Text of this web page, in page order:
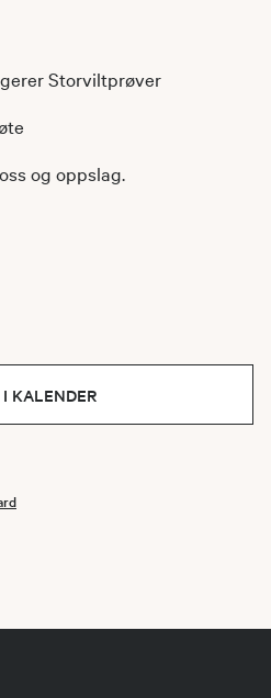
Storviltprøver
og oppslag.
KALENDER